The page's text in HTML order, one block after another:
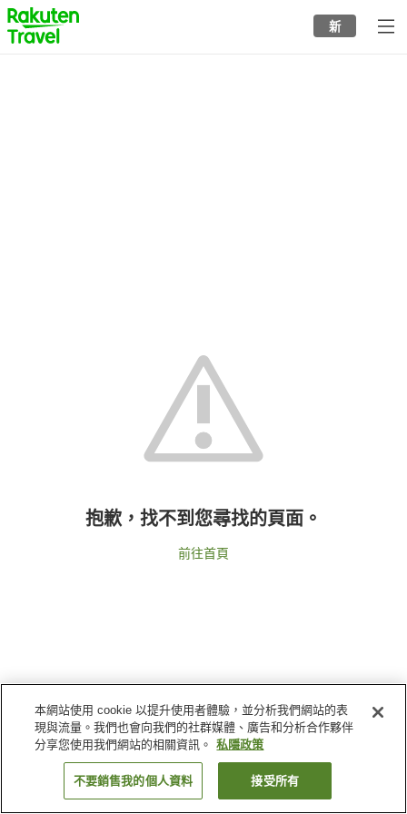
to
top
page
新
抱歉，找不到您尋找的頁面。
前往首頁
本網站使用 cookie 以提升使用者體驗，並分析我們網站的表
現與流量。我們也會向我們的社群媒體、廣告和分析合作夥伴
分享您使用我們網站的相關資訊。
私隱政策
不要銷售我的個人資料 接受所有